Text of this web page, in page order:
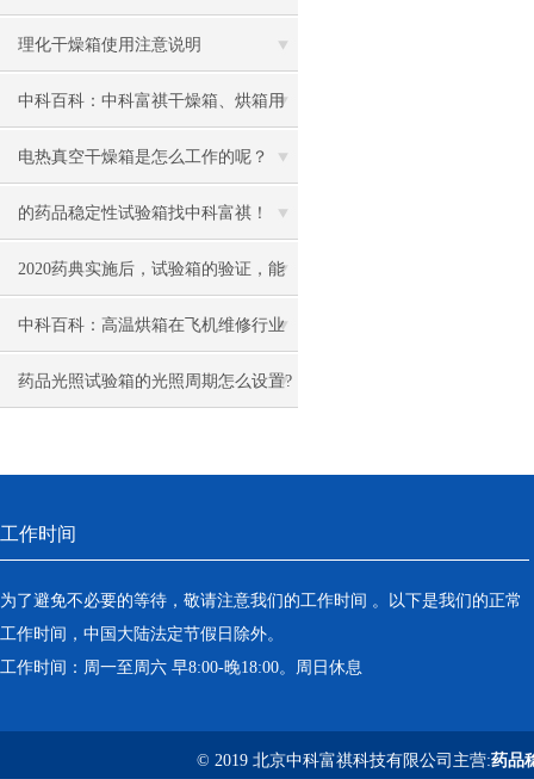
制系统可靠性降低的主要原因及分析
理化干燥箱使用注意说明
中科百科：中科富祺干燥箱、烘箱用
JJF1101-2019规范计量检测实践与应用
电热真空干燥箱是怎么工作的呢？
的药品稳定性试验箱找中科富祺！
2020药典实施后，试验箱的验证，能
否达到湿度的控制精度要求呢？
中科百科：高温烘箱在飞机维修行业
的应用研究
药品光照试验箱的光照周期怎么设置?
工作时间
为了避免不必要的等待，敬请注意我们的工作时间 。以下是我们的正常
工作时间，中国大陆法定节假日除外。
工作时间：周一至周六 早8:00-晚18:00。周日休息
© 2019 北京中科富祺科技有限公司主营:药品